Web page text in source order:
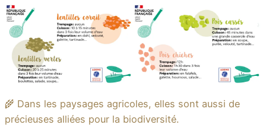
🌾 Dans les paysages agricoles, elles sont aussi de
précieuses alliées pour la biodiversité.